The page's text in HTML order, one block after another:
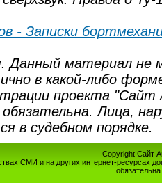
- Записки
Данный материал не
в какой-либо
проекта "Сайт
Лица,
в судебном порядке.
Copyright Сайт
СМИ и на других интернет-ресурсах
обязательна.